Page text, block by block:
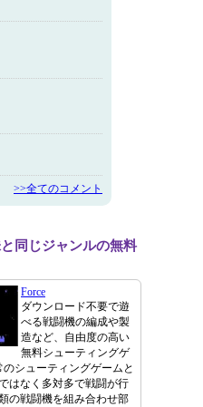
>>全てのコメント
同じジャンルの無料
Force
ダウンロード不要で遊
べる戦闘機の編成や製
造など、自由度の高い
無料シューティングゲ
のシューティングゲームと
はなく多対多で戦闘が行
の戦闘機を組み合わせ部